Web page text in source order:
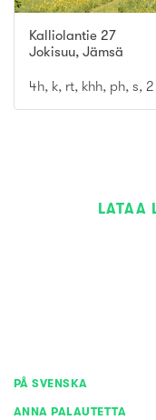
Kalliolantie 27
Jokisuu, Jämsä
4h, k, rt, khh, ph, s,
PÅ SVENSKA
ANNA PALAUTETTA